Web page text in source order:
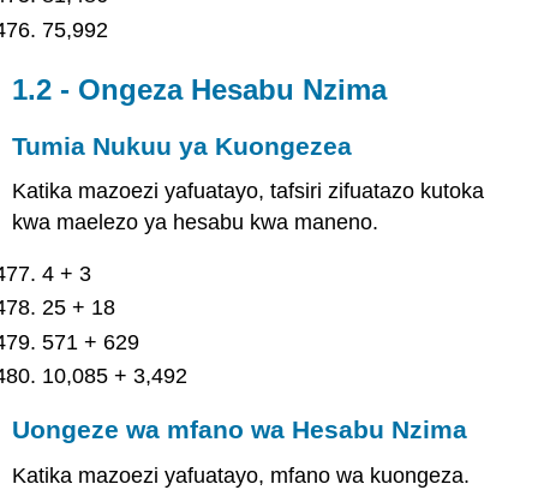
75,992
1.2 - Ongeza Hesabu Nzima
Tumia Nukuu ya Kuongezea
Katika mazoezi yafuatayo, tafsiri zifuatazo kutoka
kwa maelezo ya hesabu kwa maneno.
4 + 3
25 + 18
571 + 629
10,085 + 3,492
Uongeze wa mfano wa Hesabu Nzima
Katika mazoezi yafuatayo, mfano wa kuongeza.